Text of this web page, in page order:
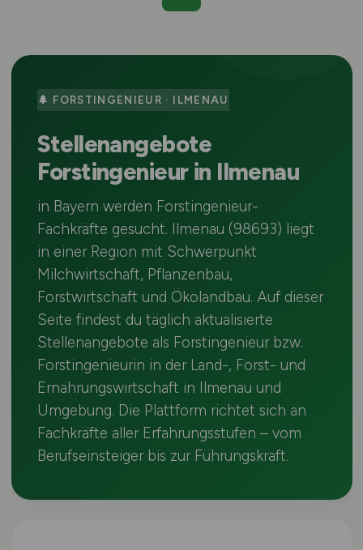
🌲 FORSTINGENIEUR · ILMENAU
Stellenangebote
Forstingenieur in Ilmenau
in Bayern werden Forstingenieur-
Fachkräfte gesucht. Ilmenau (98693) liegt
in einer Region mit Schwerpunkt
Milchwirtschaft, Pflanzenbau,
Forstwirtschaft und Ökolandbau. Auf dieser
Seite findest du täglich aktualisierte
Stellenangebote als Forstingenieur bzw.
Forstingenieurin in der Land-, Forst- und
Ernährungswirtschaft in Ilmenau und
Umgebung. Die Plattform richtet sich an
Fachkräfte aller Erfahrungsstufen – vom
Berufseinsteiger bis zur Führungskraft.